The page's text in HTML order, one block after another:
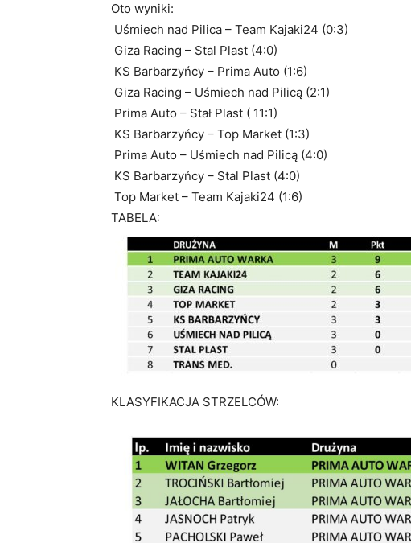
Oto wyniki:
Uśmiech nad Pilica – Team Kajaki24 (0:3)
Giza Racing – Stal Plast (4:0)
KS Barbarzyńcy – Prima Auto (1:6)
Giza Racing – Uśmiech nad Pilicą (2:1)
Prima Auto – Stał Plast ( 11:1)
KS Barbarzyńcy – Top Market (1:3)
Prima Auto – Uśmiech nad Pilicą (4:0)
KS Barbarzyńcy – Stal Plast (4:0)
Top Market – Team Kajaki24 (1:6)
TABELA:
KLASYFIKACJA STRZELCÓW: